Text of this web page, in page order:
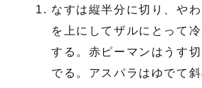
なすは縦半分に切り、や
を上にしてザルにとって
する。赤ピーマンはうす
でる。アスパラはゆでて